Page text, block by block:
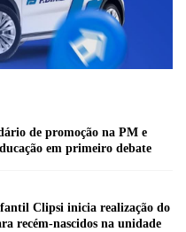
de promoção na PM e
em primeiro debate
Clipsi inicia realização do
recém-nascidos na unidade